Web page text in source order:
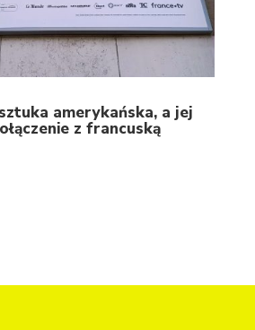
amerykańska, a jej
z francuską